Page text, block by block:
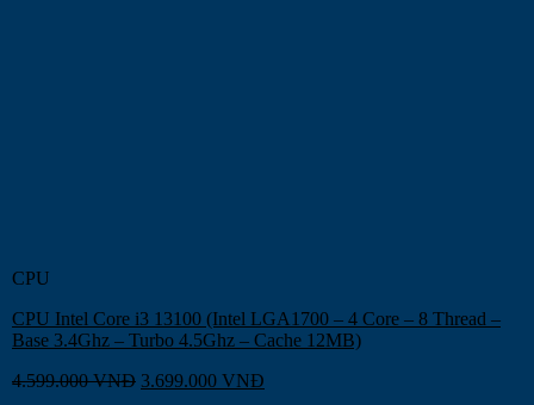
CPU
CPU Intel Core i3 13100 (Intel LGA1700 – 4 Core – 8 Thread –
Base 3.4Ghz – Turbo 4.5Ghz – Cache 12MB)
4.599.000VNĐ 3.699.000 VNĐ